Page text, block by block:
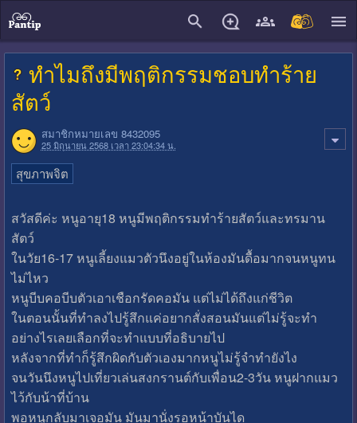
ทำไมถึงมีพฤติกรรมชอบทำร้าย
สัตว์
สมาชิกหมายเลข 8432095
25 มิถุนายน 2568 เวลา 23:04:34 น.
สุขภาพจิต
สวัสดีค่ะ หนูอายุ18 หนูมีพฤติกรรมทำร้ายสัตว์และทรมาน
สัตว์
ในวัย16-17 หนูเลี้ยงแมวตัวนึงอยู่ในห้องมันดื้อมากจนหนูทน
ไม่ไหว
หนูบีบคอบีบตัวเอาเชือกรัดคอมัน แต่ไม่ได้ถึงแก่ชีวิต
ในตอนนั้นที่ทำลงไปรู้สึกแค่อยากสั่งสอนมันแต่ไม่รู้จะทำ
อย่างไรเลยเลือกที่จะทำแบบที่อธิบายไป
หลังจากที่ทำก็รู้สึกผิดกับตัวเองมากหนูไม่รู้จำทำยังไง
จนวันนึงหนูไปเที่ยวเล่นสงกรานต์กับเพื่อน2-3วัน หนูฝากแมว
ไว้กับน้าที่บ้าน
พอหนูกลับมาเจอมัน มันมานั่งรอหน้าบันได
close